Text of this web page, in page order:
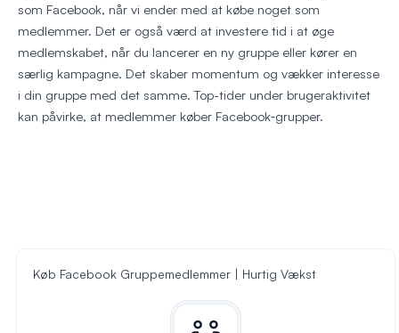
som Facebook, når vi ender med at købe noget som
medlemmer. Det er også værd at investere tid i at øge
medlemskabet, når du lancerer en ny gruppe eller kører en
særlig kampagne. Det skaber momentum og vækker interesse
i din gruppe med det samme. Top-tider under brugeraktivitet
kan påvirke, at medlemmer køber Facebook‑grupper.
Køb Facebook Gruppemedlemmer | Hurtig Vækst